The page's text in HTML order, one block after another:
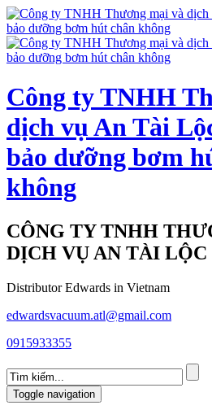
Công ty TNHH
dịch vụ An Tài
bảo dưỡng bơm
không
CÔNG TY TNHH
DỊCH VỤ AN TÀI LỘC
Distributor Edwards in Vietnam
edwardsvacuum.atl@gmail.com
0915933355
Toggle navigation